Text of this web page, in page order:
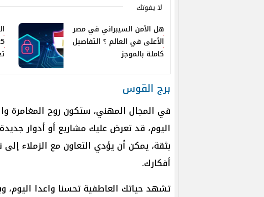
لا يفوتك
هل الأمن السيبراني في مصر
الأعلى في العالم ؟ التفاصيل
كاملة بالموجز
برج القوس
في المجال المهني، ستكون روح المغامرة
اليوم، قد تعرض عليك مشاريع أو أدوار
بثقة، يمكن أن يؤدي التعاون مع الزملاء
أفكارك.
تشهد حياتك العاطفية تحسنا واعدا اليوم،